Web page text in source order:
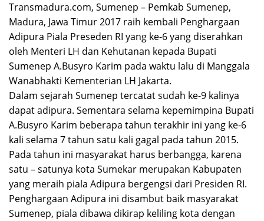
Transmadura.com, Sumenep – Pemkab Sumenep,
Madura, Jawa Timur 2017 raih kembali Penghargaan
Adipura Piala Preseden RI yang ke-6 yang diserahkan
oleh Menteri LH dan Kehutanan kepada Bupati
Sumenep A.Busyro Karim pada waktu lalu di Manggala
Wanabhakti Kementerian LH Jakarta.
Dalam sejarah Sumenep tercatat sudah ke-9 kalinya
dapat adipura. Sementara selama kepemimpina Bupati
A.Busyro Karim beberapa tahun terakhir ini yang ke-6
kali selama 7 tahun satu kali gagal pada tahun 2015.
Pada tahun ini masyarakat harus berbangga, karena
satu – satunya kota Sumekar merupakan Kabupaten
yang meraih piala Adipura bergengsi dari Presiden RI.
Penghargaan Adipura ini disambut baik masyarakat
Sumenep, piala dibawa dikirap keliling kota dengan